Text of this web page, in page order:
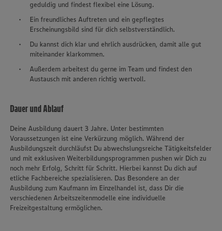
geduldig und findest flexibel eine Lösung.
Ein freundliches Auftreten und ein gepflegtes
Erscheinungsbild sind für dich selbstverständlich.
Du kannst dich klar und ehrlich ausdrücken, damit alle gut
miteinander klarkommen.
Außerdem arbeitest du gerne im Team und findest den
Austausch mit anderen richtig wertvoll.
Dauer und Ablauf
Deine Ausbildung dauert 3 Jahre. Unter bestimmten
Voraussetzungen ist eine Verkürzung möglich. Während der
Ausbildungszeit durchläufst Du abwechslungsreiche Tätigkeitsfelder
und mit exklusiven Weiterbildungsprogrammen pushen wir Dich zu
noch mehr Erfolg, Schritt für Schritt. Hierbei kannst Du dich auf
etliche Fachbereiche spezialisieren. Das Besondere an der
Ausbildung zum Kaufmann im Einzelhandel ist, dass Dir die
verschiedenen Arbeitszeitenmodelle eine individuelle
Freizeitgestaltung ermöglichen.